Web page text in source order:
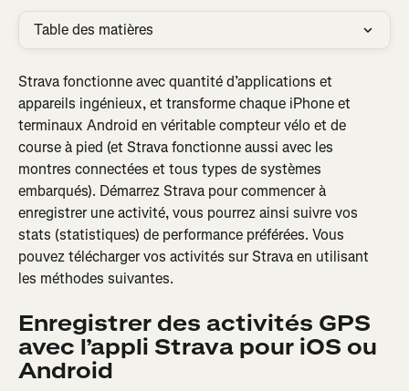
Table des matières
Strava fonctionne avec quantité d’applications et
appareils ingénieux, et transforme chaque iPhone et
terminaux Android en véritable compteur vélo et de
course à pied (et Strava fonctionne aussi avec les
montres connectées et tous types de systèmes
embarqués). Démarrez Strava pour commencer à
enregistrer une activité, vous pourrez ainsi suivre vos
stats (statistiques) de performance préférées. Vous
pouvez télécharger vos activités sur Strava en utilisant
les méthodes suivantes.
Enregistrer des activités GPS
avec l’appli Strava pour iOS ou
Android